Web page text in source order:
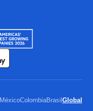
MéxicoColombiaBrasil Global